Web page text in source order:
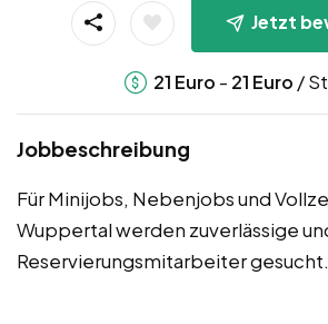
Jetzt
21 Euro - 21 Euro /
Jobbeschreibung
Für Minijobs, Nebenjobs und
Wuppertal werden zuverlässige
Reservierungsmitarbeiter gesucht.